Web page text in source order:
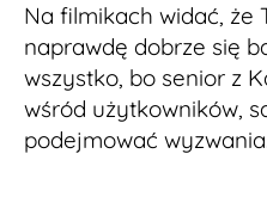
Na filmikach widać, że
naprawdę dobrze się
wszystko, bo senior z
wśród użytkowników,
podejmować